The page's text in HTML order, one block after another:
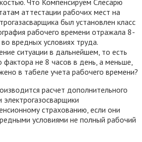
Что Компенсируем Слесарю
аттестации рабочих мест на
был установлен класс
рабочего времени отражала 8-
вредных условиях труда.
ситуации в дальнейшем, то есть
фактора не 8 часов в день, а меньше,
в табеле учета рабочего времени?
расчет дополнительного
страхованию, если они
условиями не полный рабочий